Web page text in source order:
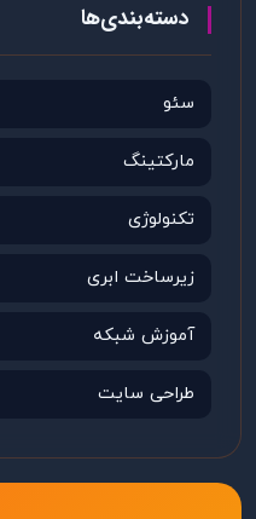
دسته‌بندی‌ها
سئو
مارکتینگ
تکنولوژی
زیرساخت ابری
آموزش شبکه
طراحی سایت